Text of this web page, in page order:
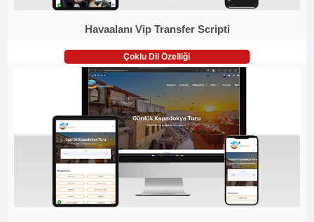
Havaalanı Vip Transfer Scripti
Çoklu Dil Özelliği